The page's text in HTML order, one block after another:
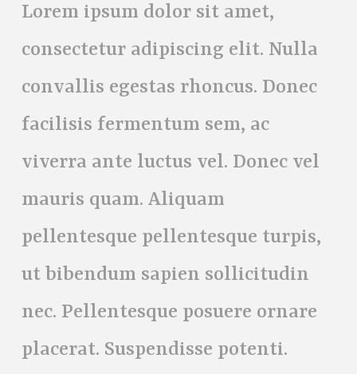
Lorem ipsum dolor sit amet,
consectetur adipiscing elit. Nulla
convallis egestas rhoncus. Donec
facilisis fermentum sem, ac
viverra ante luctus vel. Donec vel
mauris quam. Aliquam
pellentesque pellentesque turpis,
ut bibendum sapien sollicitudin
nec. Pellentesque posuere ornare
placerat. Suspendisse potenti.